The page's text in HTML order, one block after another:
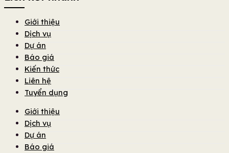
Giới thiệu
Dịch vụ
Dự án
Báo giá
Kiến thức
Liên hệ
Tuyển dụng
Giới thiệu
Dịch vụ
Dự án
Báo giá